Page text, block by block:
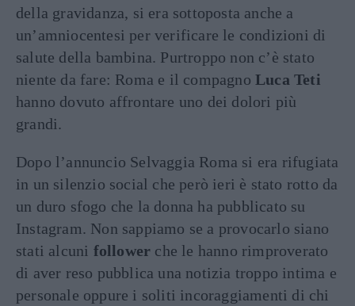
della gravidanza, si era sottoposta anche a
un’amniocentesi per verificare le condizioni di
salute della bambina. Purtroppo non c’è stato
niente da fare: Roma e il compagno Luca Teti
hanno dovuto affrontare uno dei dolori più
grandi.
Dopo l’annuncio Selvaggia Roma si era rifugiata
in un silenzio social che però ieri è stato rotto da
un duro sfogo che la donna ha pubblicato su
Instagram. Non sappiamo se a provocarlo siano
stati alcuni follower che le hanno rimproverato
di aver reso pubblica una notizia troppo intima e
personale oppure i soliti incoraggiamenti di chi